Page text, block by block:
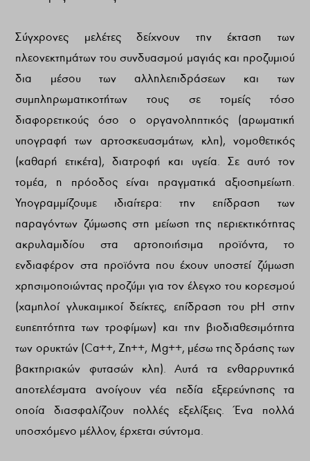
Σύγχρονες μελέτες δείχνουν την έκταση των
πλεονεκτημάτων του συνδυασμού μαγιάς και προζυμιού
δια μέσου των αλληλεπιδράσεων και των
συμπληρωματικοτήτων τους σε τομείς τόσο
διαφορετικούς όσο ο οργανοληπτικός (αρωματική
υπογραφή των αρτοσκευασμάτων, κλπ), νομοθετικός
(καθαρή ετικέτα), διατροφή και υγεία. Σε αυτό τον
τομέα, η πρόοδος είναι πραγματικά αξιοσημείωτη.
Υπογραμμίζουμε ιδιαίτερα: την επίδραση των
παραγόντων ζύμωσης στη μείωση της περιεκτικότητας
ακρυλαμιδίου στα αρτοποιήσιμα προϊόντα, το
ενδιαφέρον στα προϊόντα που έχουν υποστεί ζύμωση
χρησιμοποιώντας προζύμι για τον έλεγχο του κορεσμού
(χαμηλοί γλυκαιμικοί δείκτες, επίδραση του pH στην
ευπεπτότητα των τροφίμων) και την βιοδιαθεσιμότητα
των ορυκτών (Ca++, Zn++, Mg++, μέσω της δράσης των
βακτηριακών φυτασών κλπ). Αυτά τα ενθαρρυντικά
αποτελέσματα ανοίγουν νέα πεδία εξερεύνησης τα
οποία διασφαλίζουν πολλές εξελίξεις. Ένα πολλά
υποσχόμενο μέλλον, έρχεται σύντομα.